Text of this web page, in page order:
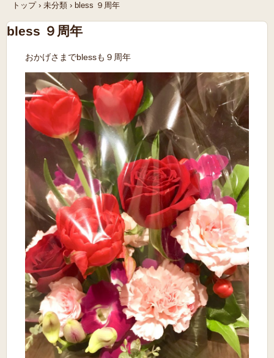
トップ › 未分類 › bless ９周年
bless ９周年
おかげさまでblessも９周年